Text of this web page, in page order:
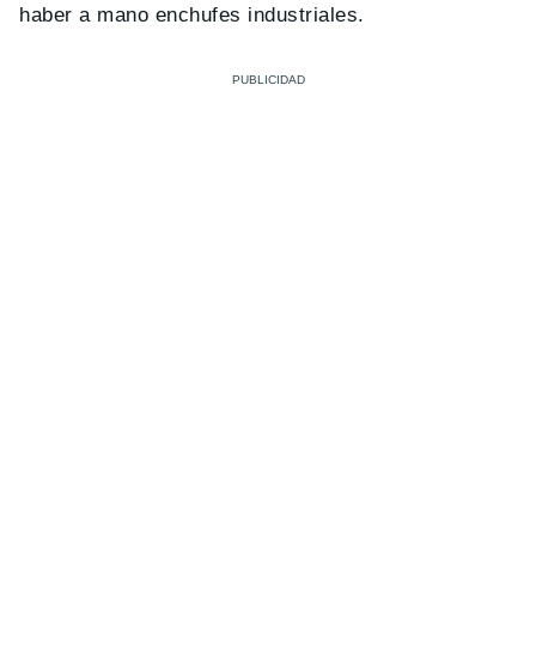
haber a mano enchufes industriales.